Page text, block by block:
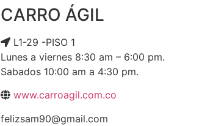
CARRO ÁGIL
L1-29 -PISO 1
Lunes a viernes 8:30 am – 6:00 pm.
Sabados 10:00 am a 4:30 pm.
www.carroagil.com.co
felizsam90@gmail.com